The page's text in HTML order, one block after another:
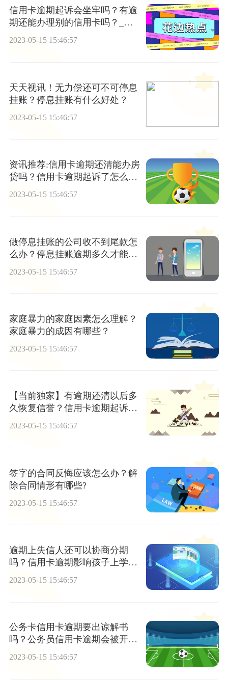
信用卡逾期起诉会坐牢吗？有逾
期还能办理别的信用卡吗？_环
球要闻
2023-05-15 15:46:57
天天视讯！无力偿还可不可停息
挂账？停息挂账有什么好处？
2023-05-15 15:46:57
资讯推荐:信用卡逾期还清能办房
贷吗？信用卡逾期起诉了怎么处
理？
2023-05-15 15:46:57
做停息挂账的公司收不到尾款怎
么办？停息挂账逾期多久才能申
2023-05-15 15:46:57
家庭暴力的家庭因素怎么理解？
家庭暴力的成因有哪些？
2023-05-15 15:46:57
【当前独家】有逾期还清以后多
久恢复信誉？信用卡逾期起诉流
程需要多久？
2023-05-15 15:46:57
签字的合同反悔应该怎么办？解
除合同情形有哪些?
2023-05-15 15:46:57
逾期上失信人还可以协商分期
吗？信用卡逾期影响孩子上学
吗？
2023-05-15 15:46:57
公务卡信用卡逾期要出谅解书
吗？公务员信用卡逾期会被开除
吗|全球热消息
2023-05-15 15:46:57